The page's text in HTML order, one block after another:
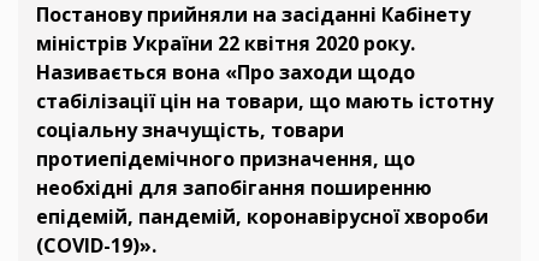
Постанову прийняли на засіданні Кабінету
міністрів України 22 квітня 2020 року.
Називається вона «Про заходи щодо
стабілізації цін на товари, що мають істотну
соціальну значущість, товари
протиепідемічного призначення, що
необхідні для запобігання поширенню
епідемій, пандемій, коронавірусної хвороби
(COVID-19)».